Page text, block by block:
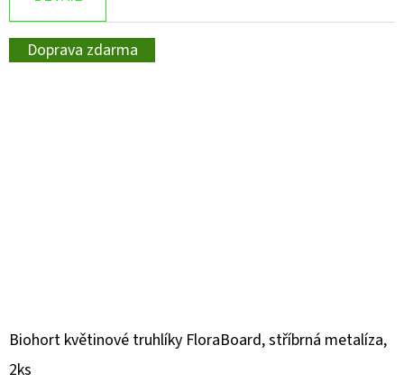
Doprava zdarma
Biohort květinové truhlíky FloraBoard, stříbrná metalíza,
2ks